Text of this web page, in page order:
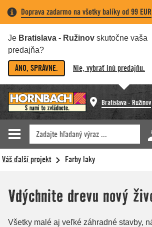
Doprava zadarmo na všetky balíky od 99 EUR
Je Bratislava - Ružinov skutočne vaša
predajňa?
ÁNO, SPRÁVNE. Nie, vybrať inú predajňu.
Bratislava - Ružinov